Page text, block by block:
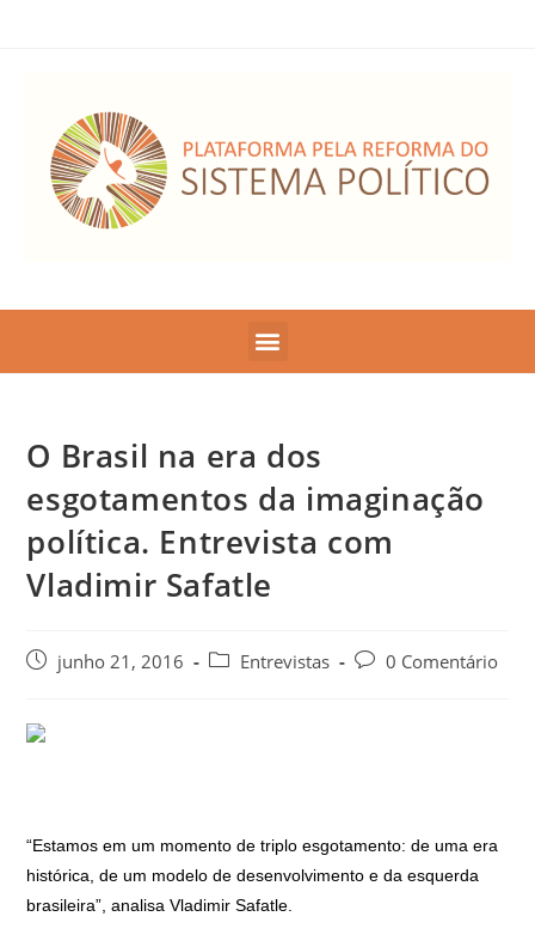
O Brasil na era dos
esgotamentos da imaginação
política. Entrevista com
Vladimir Safatle
junho 21, 2016 Entrevistas 0 Comentário
“Estamos em um momento de triplo esgotamento: de uma era
histórica, de um modelo de desenvolvimento e da esquerda
brasileira”, analisa Vladimir Safatle.